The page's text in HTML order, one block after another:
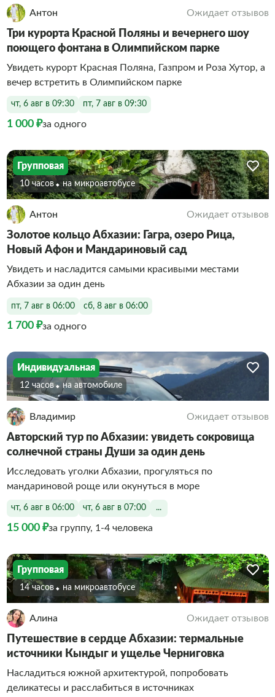
Антон Ожидает отзывов
Три курорта Красной Поляны и вечернего шоу
поющего фонтана в Олимпийском парке
Увидеть курорт Красная Поляна, Газпром и Роза Хутор, а
вечер встретить в Олимпийском парке
чт, 6 авг в 09:30 пт, 7 авг в 09:30
1 000 ₽за одного
Групповая
10 часов На микроавтобусе
Антон Ожидает отзывов
Золотое кольцо Абхазии: Гагра, озеро Рица,
Новый Афон и Мандариновый сад
Увидеть и насладится самыми красивыми местами
Абхазии за один день
пт, 7 авг в 06:00 сб, 8 авг в 06:00
1 700 ₽за одного
Индивидуальная
12 часов На автомобиле
Владимир Ожидает отзывов
Авторский тур по Абхазии: увидеть сокровища
солнечной страны Души за один день
Исследовать уголки Абхазии, прогуляться по
мандариновой роще или окунуться в море
чт, 6 авг в 06:00 чт, 6 авг в 07:00 ...
15 000 ₽за группу, 1-4 человека
Групповая
14 часов На микроавтобусе
Алина Ожидает отзывов
Путешествие в сердце Абхазии: термальные
источники Кындыг и ущелье Черниговка
Насладиться южной архитектурой, попробовать
деликатесы и расслабиться в источниках